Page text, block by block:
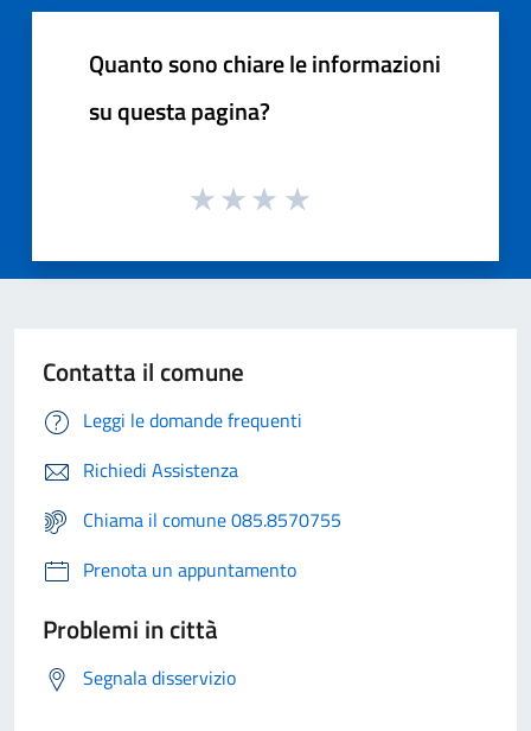
Quanto sono chiare le informazioni
su questa pagina?
Contatta il comune
Leggi le domande frequenti
Richiedi Assistenza
Chiama il comune 085.8570755
Prenota un appuntamento
Problemi in città
Segnala disservizio